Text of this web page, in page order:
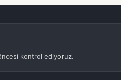
kontrol ediyoruz.